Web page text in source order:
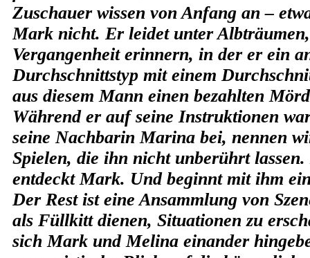
Zuschauer wissen von Anfang an –
Mark nicht. Er leidet unter
Vergangenheit erinnern, in der er ein
Durchschnittstyp mit einem
aus diesem Mann einen bezahlten
Während er auf seine Instruktionen
seine Nachbarin Marina bei, nennen
Spielen, die ihn nicht unberührt
entdeckt Mark. Und beginnt mit ihm
Der Rest ist eine Ansammlung von
als Füllkitt dienen, Situationen zu
sich Mark und Melina einander